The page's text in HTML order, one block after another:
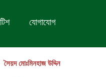
যোগাযোগ
সৈয়দ মোঃমিনহাজ উদ্দিন